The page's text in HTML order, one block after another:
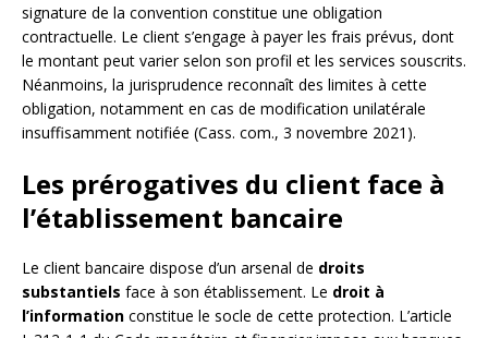
signature de la convention constitue une obligation
contractuelle. Le client s’engage à payer les frais prévus, dont
le montant peut varier selon son profil et les services souscrits.
Néanmoins, la jurisprudence reconnaît des limites à cette
obligation, notamment en cas de modification unilatérale
insuffisamment notifiée (Cass. com., 3 novembre 2021).
Les prérogatives du client face à
l’établissement bancaire
Le client bancaire dispose d’un arsenal de droits
substantiels face à son établissement. Le droit à
l’information constitue le socle de cette protection. L’article